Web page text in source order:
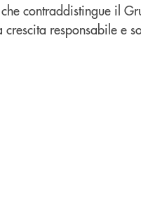
contraddistingue il
responsabile e